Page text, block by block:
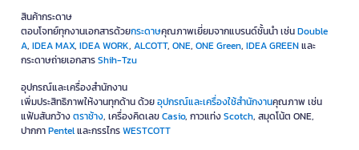
สินค้ากระดาษ
ตอบโจทย์ทุกงานเอกสารด้วยกระดาษคุณภาพเยี่ยมจากแบรนด์ชั้นนำ เช่นDouble
A, IDEA MAX, IDEA WORK, ALCOTT, ONE, ONE Green, IDEA GREENและ
กระดาษถ่ายเอกสารShih-Tzu
อุปกรณ์และเครื่องสำนักงาน
เพิ่มประสิทธิภาพให้งานทุกด้าน ด้วยอุปกรณ์และเครื่องใช้สำนักงานคุณภาพ เช่น
แฟ้มสันกว้างตราช้าง, เครื่องคิดเลขCasio, กาวแท่งScotch, สมุดโน้ต ONE,
ปากกาPentelและกรรไกรWESTCOTT